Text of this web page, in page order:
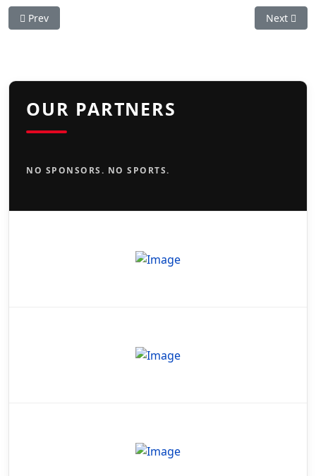
Previous article: Tiny Reds erspielen Turniersieg beim
Prev Next
Next
OUR PARTNERS
NO SPONSORS. NO SPORTS.